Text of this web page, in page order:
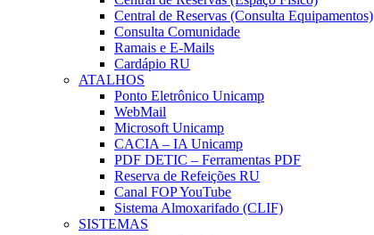
Central de Reservas (Consulta Equipamentos)
Consulta Comunidade
Ramais e E-Mails
Cardápio RU
ATALHOS
Ponto Eletrônico Unicamp
WebMail
Microsoft Unicamp
CACIA – IA Unicamp
PDF DETIC – Ferramentas PDF
Reserva de Refeições RU
Canal FOP YouTube
Sistema Almoxarifado (CLIF)
SISTEMAS